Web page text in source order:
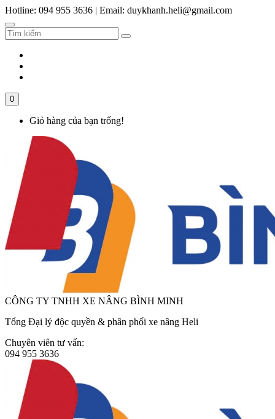
Hotline: 094 955 3636 | Email: duykhanh.heli@gmail.com
0
Giỏ hàng của bạn trống!
CÔNG TY TNHH XE NÂNG BÌNH MINH
Tổng Đại lý độc quyền & phân phối xe nâng Heli
Chuyên viên tư vấn:
094 955 3636